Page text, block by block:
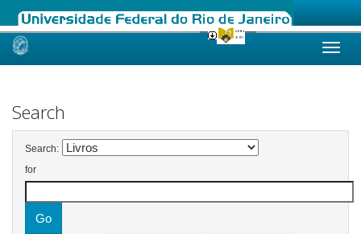
Skip
Search
Search:
for